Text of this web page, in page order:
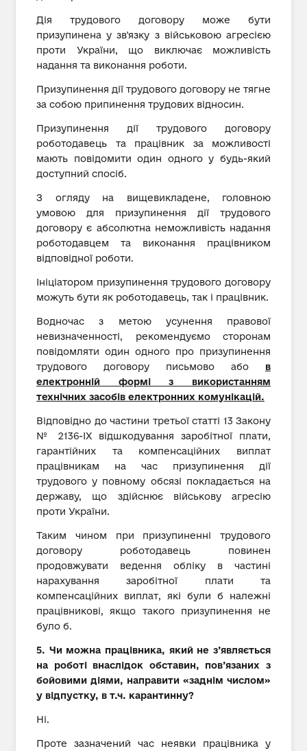
Дія трудового договору може бути
призупинена у зв'язку з військовою агресією
проти України, що виключає можливість
надання та виконання роботи.
Призупинення дії трудового договору не тягне
за собою припинення трудових відносин.
Призупинення дії трудового договору
роботодавець та працівник за можливості
мають повідомити один одного у будь-який
доступний спосіб.
З огляду на вищевикладене, головною
умовою для призупинення дії трудового
договору є абсолютна неможливість надання
роботодавцем та виконання працівником
відповідної роботи.
Ініціатором призупинення трудового договору
можуть бути як роботодавець, так і працівник.
Водночас з метою усунення правової
невизначенності, рекомендуємо сторонам
повідомляти один одного про призупинення
трудового договору письмово або в
електронній формі з використанням
технічних засобів електронних комунікацій.
Відповідно до частини третьої статті 13 Закону
№ 2136-ІХ відшкодування заробітної плати,
гарантійних та компенсаційних виплат
працівникам на час призупинення дії
трудового у повному обсязі покладається на
державу, що здійснює військову агресію
проти України.
Таким чином при призупиненні трудового
договору роботодавець повинен
продовжувати ведення обліку в частині
нарахування заробітної плати та
компенсаційних виплат, які були б належні
працівникові, якщо такого призупинення не
було б.
5. Чи можна працівника, який не з’являється
на роботі внаслідок обставин, пов’язаних з
бойовими діями, направити «заднім числом»
у відпустку, в т.ч. карантинну?
Ні.
Проте зазначений час неявки працівника у